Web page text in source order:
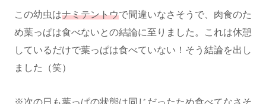
この幼虫はナミテントウで間違いなさそうで、肉食のた
め葉っぱは食べないとの結論に至りました。これは休憩
しているだけで葉っぱは食べていない！そう結論を出し
ました（笑）